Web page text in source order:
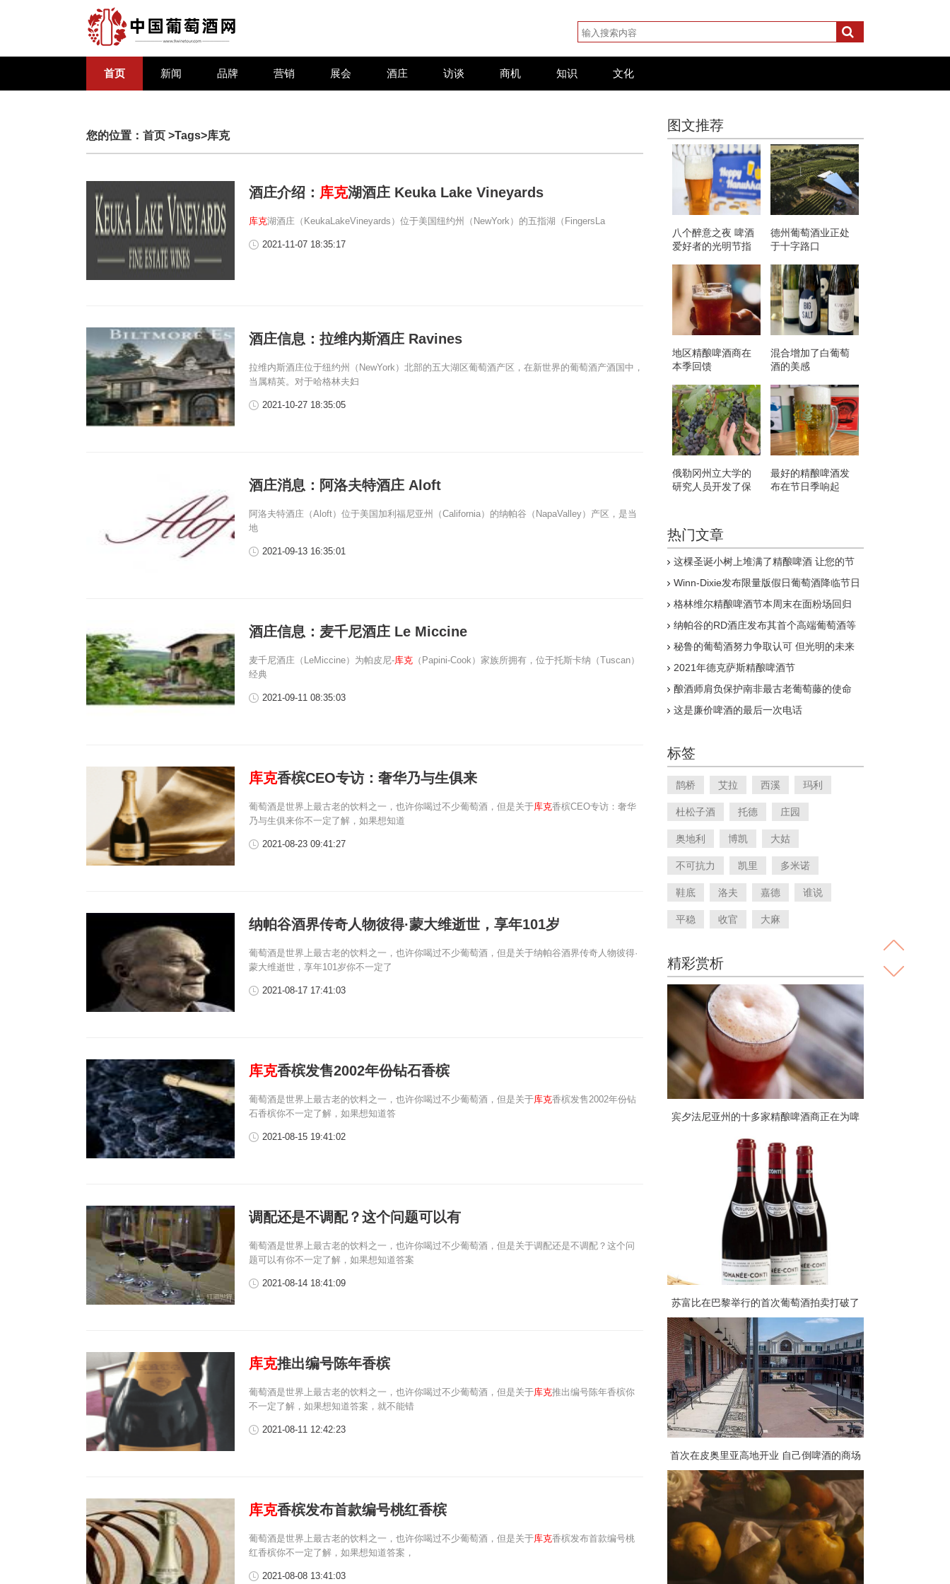
首页 新闻 品牌 营销 展会 酒庄 访谈 商机 知识 文化
您的位置： 首页 >Tags>库克
酒庄介绍： 库克湖酒庄 Keuka Lake Vineyards
库克湖酒庄（KeukaLakeVineyards）位于美国纽约州（NewYork）的五指湖（FingersLa
2021-11-07 18:35:17
酒庄信息：拉维内斯酒庄 Ravines
拉维内斯酒庄位于纽约州（NewYork）北部的五大湖区葡萄酒产区，在新世界的葡萄酒产酒国中，
当属精英。对于哈格林夫妇
2021-10-27 18:35:05
酒庄消息：阿洛夫特酒庄 Aloft
阿洛夫特酒庄（Aloft）位于美国加利福尼亚州（California）的纳帕谷（NapaValley）产区，是当
地
2021-09-13 16:35:01
酒庄信息：麦千尼酒庄 Le Miccine
麦千尼酒庄（LeMiccine）为帕皮尼-库克 （Papini-Cook）家族所拥有，位于托斯卡纳（Tuscan）
经典
2021-09-11 08:35:03
库克香槟CEO专访：奢华乃与生俱来
葡萄酒是世界上最古老的饮料之一，也许你喝过不少葡萄酒，但是关于库克香槟CEO专访：奢华
乃与生俱来你不一定了解，如果想知道
2021-08-23 09:41:27
纳帕谷酒界传奇人物彼得·蒙大维逝世，享年101岁
葡萄酒是世界上最古老的饮料之一，也许你喝过不少葡萄酒，但是关于纳帕谷酒界传奇人物彼得·
蒙大维逝世，享年101岁你不一定了
2021-08-17 17:41:03
库克香槟发售2002年份钻石香槟
葡萄酒是世界上最古老的饮料之一，也许你喝过不少葡萄酒，但是关于库克香槟发售2002年份钻
石香槟你不一定了解，如果想知道答
2021-08-15 19:41:02
调配还是不调配？这个问题可以有
葡萄酒是世界上最古老的饮料之一，也许你喝过不少葡萄酒，但是关于调配还是不调配？这个问
题可以有你不一定了解，如果想知道答案
2021-08-14 18:41:09
库克推出编号陈年香槟
葡萄酒是世界上最古老的饮料之一，也许你喝过不少葡萄酒，但是关于库克推出编号陈年香槟你
不一定了解，如果想知道答案，就不能错
2021-08-11 12:42:23
库克香槟发布首款编号桃红香槟
葡萄酒是世界上最古老的饮料之一，也许你喝过不少葡萄酒，但是关于库克香槟发布首款编号桃
红香槟你不一定了解，如果想知道答案，
2021-08-08 13:41:03
图文推荐
八个醉意之夜 啤酒
爱好者的光明节指
德州葡萄酒业正处
于十字路口
地区精酿啤酒商在
本季回馈
混合增加了白葡萄
酒的美感
俄勒冈州立大学的
研究人员开发了保
方法
最好的精酿啤酒发
布在节日季响起
热门文章
这棵圣诞小树上堆满了精酿啤酒 让您的节
Winn-Dixie发布限量版假日葡萄酒降临节日
格林维尔精酿啤酒节本周末在面粉场回归
纳帕谷的RD酒庄发布其首个高端葡萄酒等
秘鲁的葡萄酒努力争取认可 但光明的未来
2021年德克萨斯精酿啤酒节
酿酒师肩负保护南非最古老葡萄藤的使命
这是廉价啤酒的最后一次电话
标签
鹊桥 艾拉 西溪 玛利
杜松子酒 托德 庄园
奥地利 博凯 大姑
不可抗力 凯里 多米诺
鞋底 洛夫 嘉德 谁说
平稳 收官 大麻
精彩赏析
宾夕法尼亚州的十多家精酿啤酒商正在为啤
苏富比在巴黎举行的首次葡萄酒拍卖打破了
150万美元的估价
首次在皮奥里亚高地开业 自己倒啤酒的商场
扩展到四城市